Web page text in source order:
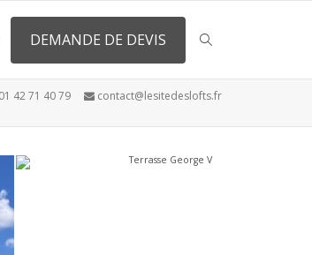
DEMANDE DE DEVIS
01 42 71 40 79 contact@lesitedeslofts.fr